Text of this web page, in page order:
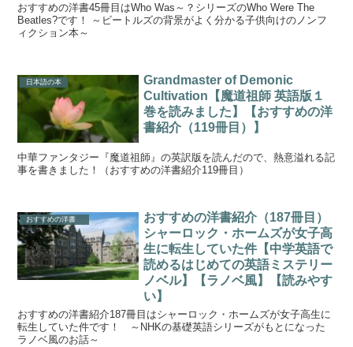
おすすめの洋書45冊目はWho Was～？シリーズのWho Were The
Beatles?です！ ～ビートルズの背景がよく分かる子供向けのノンフ
ィクション本～
日本語の本
Grandmaster of Demonic
Cultivation【魔道祖師 英語版１
巻を読みました】【おすすめの洋
書紹介（119冊目）】
中華ファンタジー『魔道祖師』の英訳版を読んだので、熱意溢れる記
事を書きました！（おすすめの洋書紹介119冊目）
おすすめの洋書
おすすめの洋書紹介（187冊目）
シャーロック・ホームズが女子高
生に転生していた件【中学英語で
読めるはじめての英語ミステリー
ノベル】【ラノベ風】【読みやす
い】
おすすめの洋書紹介187冊目はシャーロック・ホームズが女子高生に
転生していた件です！ ～NHKの基礎英語シリーズがもとになった
ラノベ風のお話～